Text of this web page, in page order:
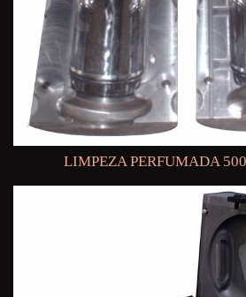
LIMPEZA PERFUMADA